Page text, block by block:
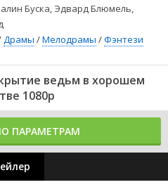
Буска, Эдвард Блюмель,
Драмы /Мелодрамы /Фэнтези
ведьм в хорошем
1080p
ПАРАМЕТРАМ